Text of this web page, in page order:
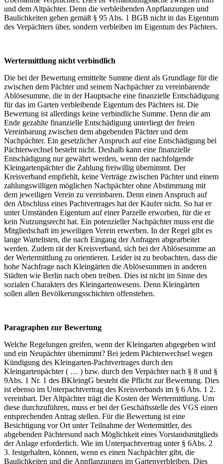
und dem Altpächter. Denn die verbleibenden Anpflanzungen und
Baulichkeiten gehen gemäß § 95 Abs. 1 BGB nicht in das Eigentum
des Verpächters über, sondern verbleiben im Eigentum des Pächters.
Wertermittlung nicht verbindlich
Die bei der Bewertung ermittelte Summe dient als Grundlage für die
zwischen dem Pächter und seinem Nachpächter zu vereinbarende
Ablösesumme, die in der Hauptsache eine finanzielle Entschädigung
für das im Garten verbleibende Eigentum des Pächters ist. Die
Bewertung ist allerdings keine verbindliche Summe. Denn die am
Ende gezahlte finanzielle Entschädigung unterliegt der freien
Vereinbarung zwischen dem abgebenden Pächter und dem
Nachpächter. Ein gesetzlicher Anspruch auf eine Entschädigung bei
Pächterwechsel besteht nicht. Deshalb kann eine finanzielle
Entschädigung nur gewährt werden, wenn der nachfolgende
Kleingartenpächter die Zahlung freiwillig übernimmt. Der
Kreisverband empfiehlt, keine Verträge zwischen Pächter und einem
zahlungswilligen möglichen Nachpächter ohne Abstimmung mit
dem jeweiligen Verein zu vereinbaren. Denn einen Anspruch auf
den Abschluss eines Pachtvertrages hat der Käufer nicht. So hat er
unter Umständen Eigentum auf einer Parzelle erworben, für die er
kein Nutzungsrecht hat. Ein potenzieller Nachpächter muss erst die
Mitgliedschaft im jeweiligen Verein erwerben. In der Regel gibt es
lange Wartelisten, die nach Eingang der Anfragen abgearbeitet
werden. Zudem rät der Kreisverband, sich bei der Ablösesumme an
der Wertermittlung zu orientieren. Leider ist zu beobachten, dass die
hohe Nachfrage nach Kleingärten die Ablösesummen in anderen
Städten wie Berlin nach oben treiben. Dies ist nicht im Sinne des
sozialen Charakters des Kleingartenwesens. Denn Kleingärten
sollen allen Bevölkerungsschichten offenstehen.
Paragraphen zur Bewertung
Welche Regelungen greifen, wenn der Kleingarten abgegeben wird
und ein Neupächter übernimmt? Bei jedem Pächterwechsel wegen
Kündigung des Kleingarten-Pachtvertrages durch den
Kleingartenpächter ( … ) bzw. durch den Verpächter nach § 8 und §
9Abs. 1 Nr. 1 des BKleingG besteht die Pflicht zur Bewertung. Dies
ist ebenso im Unterpachtvertrag des Kreisverbands im § 6 Abs. 1 2.
vereinbart. Der Altpächter trägt die Kosten der Wertermittlung. Um
diese durchzuführen, muss er bei der Geschäftsstelle des VGS einen
entsprechenden Antrag stellen. Für die Bewertung ist eine
Besichtigung vor Ort unter Teilnahme der Wertermittler, des
abgebenden Pächtersund nach Möglichkeit eines Vorstandsmitglieds
der Anlage erforderlich. Wie im Unterpachtvertrag unter § 6Abs. 2
3. festgehalten, können, wenn es einen Nachpächter gibt, die
Baulichkeiten und die Anpflanzungen im Gartenverbleiben. Dies